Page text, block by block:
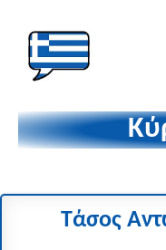
στα
Δάχτυλα!
Τάσος